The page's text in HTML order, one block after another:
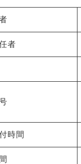
者
時間